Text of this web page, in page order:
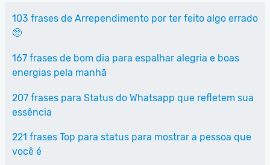
103 frases de Arrependimento por ter feito algo errado
🥺
167 frases de bom dia para espalhar alegria e boas
energias pela manhã
207 frases para Status do Whatsapp que refletem sua
essência
221 frases Top para status para mostrar a pessoa que
você é